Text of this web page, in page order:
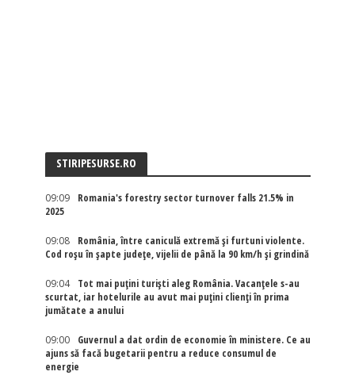
STIRIPESURSE.RO
09:09
Romania's forestry sector turnover falls 21.5% in
2025
09:08
România, între caniculă extremă și furtuni violente.
Cod roșu în șapte județe, vijelii de până la 90 km/h și grindină
09:04
Tot mai puțini turiști aleg România. Vacanțele s-au
scurtat, iar hotelurile au avut mai puțini clienți în prima
jumătate a anului
09:00
Guvernul a dat ordin de economie în ministere. Ce au
ajuns să facă bugetarii pentru a reduce consumul de
energie